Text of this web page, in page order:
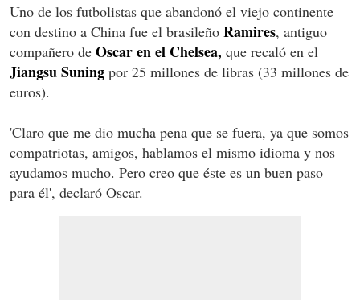
Uno de los futbolistas que abandonó el viejo continente
con destino a China fue el brasileño Ramires, antiguo
compañero de Oscar en el Chelsea, que recaló en el
Jiangsu Suning por 25 millones de libras (33 millones de
euros).
'Claro que me dio mucha pena que se fuera, ya que somos
compatriotas, amigos, hablamos el mismo idioma y nos
ayudamos mucho. Pero creo que éste es un buen paso
para él', declaró Oscar.